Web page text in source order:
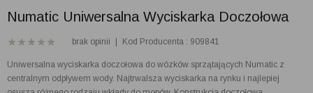
Numatic Uniwersalna Wyciskarka Doczołowa
brak opinii Kod Producenta : 909841
Uniwersalna wyciskarka doczołowa do wózków sprzątających Numatic z
centralnym odpływem wody. Najtrwalsza wyciskarka na rynku i najlepiej